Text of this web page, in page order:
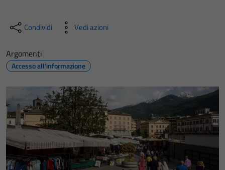
Condividi Vedi azioni
Argomenti
Accesso all'informazione